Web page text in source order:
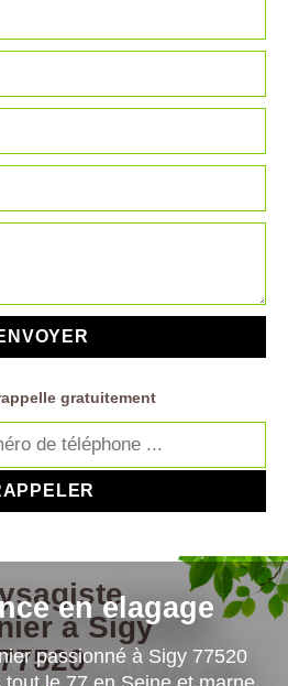
en elagage
passionné à Sigy 77520
gratuitement
à Sigy
77520